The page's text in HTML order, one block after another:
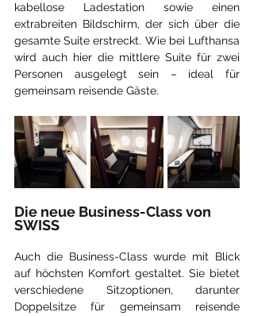
kabellose Ladestation sowie einen
extrabreiten Bildschirm, der sich über die
gesamte Suite erstreckt. Wie bei Lufthansa
wird auch hier die mittlere Suite für zwei
Personen ausgelegt sein – ideal für
gemeinsam reisende Gäste.
Die neue Business-Class von
SWISS
Auch die Business-Class wurde mit Blick
auf höchsten Komfort gestaltet. Sie bietet
verschiedene Sitzoptionen, darunter
Doppelsitze für gemeinsam reisende